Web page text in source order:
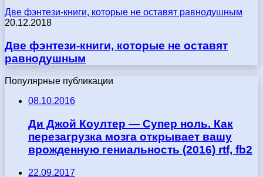
Две фэнтези-книги, которые не оставят равнодушным
20.12.2018
Две фэнтези-книги, которые не оставят
равнодушным
Популярные публикации
08.10.2016
Ди Джой Коултер — Супер ноль. Как
перезагрузка мозга открывает вашу
врожденную гениальность (2016) rtf, fb2
22.09.2017